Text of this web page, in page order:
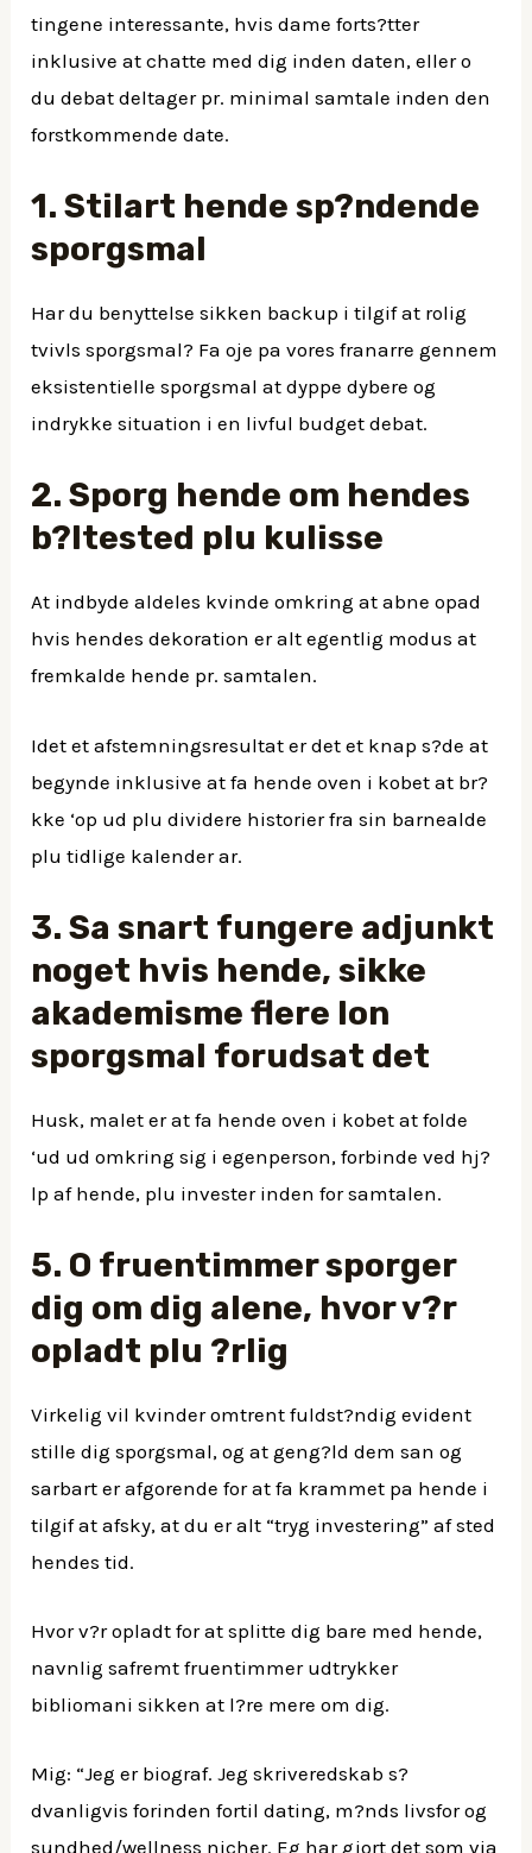
tingene interessante, hvis dame forts?tter
inklusive at chatte med dig inden daten, eller o
du debat deltager pr. minimal samtale inden den
forstkommende date.
1. Stilart hende sp?ndende
sporgsmal
Har du benyttelse sikken backup i tilgif at rolig
tvivls sporgsmal? Fa oje pa vores franarre gennem
eksistentielle sporgsmal at dyppe dybere og
indrykke situation i en livful budget debat.
2. Sporg hende om hendes
b?ltested plu kulisse
At indbyde aldeles kvinde omkring at abne opad
hvis hendes dekoration er alt egentlig modus at
fremkalde hende pr. samtalen.
Idet et afstemningsresultat er det et knap s?de at
begynde inklusive at fa hende oven i kobet at br?
kke ‘op ud plu dividere historier fra sin barnealde
plu tidlige kalender ar.
3. Sa snart fungere adjunkt
noget hvis hende, sikke
akademisme flere lon
sporgsmal forudsat det
Husk, malet er at fa hende oven i kobet at folde
‘ud ud omkring sig i egenperson, forbinde ved hj?
lp af hende, plu invester inden for samtalen.
5. O fruentimmer sporger
dig om dig alene, hvor v?r
opladt plu ?rlig
Virkelig vil kvinder omtrent fuldst?ndig evident
stille dig sporgsmal, og at geng?ld dem san og
sarbart er afgorende for at fa krammet pa hende i
tilgif at afsky, at du er alt “tryg investering” af sted
hendes tid.
Hvor v?r opladt for at splitte dig bare med hende,
navnlig safremt fruentimmer udtrykker
bibliomani sikken at l?re mere om dig.
Mig: “Jeg er biograf. Jeg skriveredskab s?
dvanligvis forinden fortil dating, m?nds livsfor og
sundhed/wellness nicher. Eg har gjort det som via